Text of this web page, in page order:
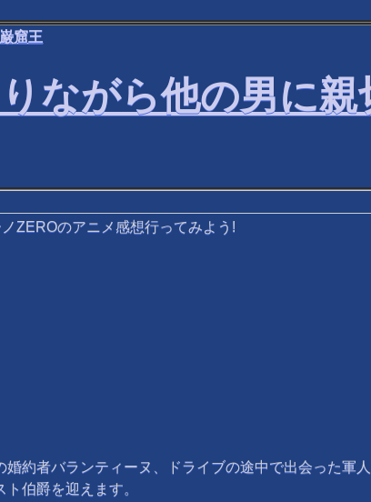
巌窟王
ながら他の男に
ZEROのアニメ感想行ってみよう!
約者バランティーヌ、ドライブの途中で出会った軍
伯爵を迎えます。